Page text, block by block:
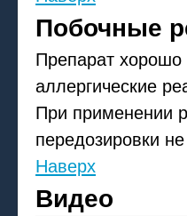
Побочные
Препарат хорошо
аллергические
При применении
передозировки
Наверх
Видео